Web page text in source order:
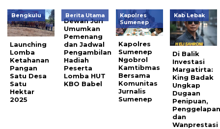
Bengkulu
Launching
Lomba
Ketahanan
Pangan
Satu Desa
Satu
Hektar
2025
Berita Utama
Dewan Juri
Umumkan
Pemenang
dan Jadwal
Pengambilan
Hadiah
Peserta
Lomba HUT
KBO Babel
Kapolres
Sumenep
Kapolres
Sumenep
Ngobrol
Kamtibmas
Bersama
Komunitas
Jurnalis
Sumenep
Kab Lebak
Di Balik
Investasi
Margatirta:
King Badak
Ungkap
Dugaan
Penipuan,
dan
Wanprestasi